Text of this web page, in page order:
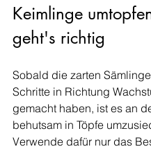
Keimlinge
geht's richtig
Sobald die zarten
Schritte in Richtung
gemacht haben, ist es an
behutsam in Töpfe
Verwende dafür nur das